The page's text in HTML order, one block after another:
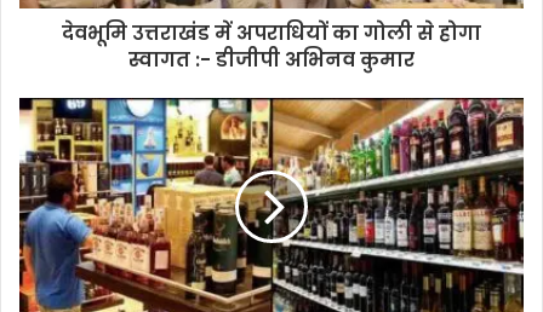
देवभूमि उत्तराखंड में अपराधियों का गोली से होगा
स्वागत :- डीजीपी अभिनव कुमार